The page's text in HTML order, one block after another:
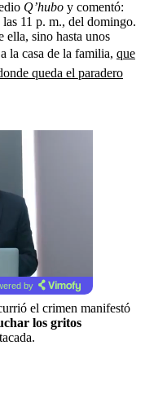
Q’hubo y comentó:
11 p. m., del domingo.
ella, sino hasta unos
la casa de la familia, que
queda el paradero
by
el crimen manifestó
los gritos